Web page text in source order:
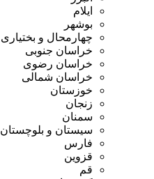
ایلام
بوشهر
چهارمحال و بختیاری
خراسان جنوبی
خراسان رضوی
خراسان شمالی
خوزستان
زنجان
سمنان
سیستان و بلوچستان
فارس
قزوین
قم